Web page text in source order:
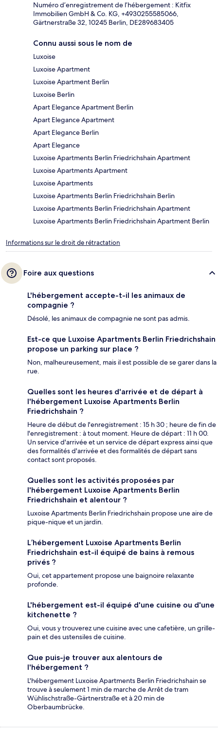
Numéro d’enregistrement de l’hébergement : Kitfix
Immobilien GmbH & Co. KG, +4930255585066,
Gärtnerstraße 32, 10245 Berlin, DE289683405
Connu aussi sous le nom de
Luxoise
Luxoise Apartment
Luxoise Apartment Berlin
Luxoise Berlin
Apart Elegance Apartment Berlin
Apart Elegance Apartment
Apart Elegance Berlin
Apart Elegance
Luxoise Apartments Berlin Friedrichshain Apartment
Luxoise Apartments Apartment
Luxoise Apartments
Luxoise Apartments Berlin Friedrichshain Berlin
Luxoise Apartments Berlin Friedrichshain Apartment
Luxoise Apartments Berlin Friedrichshain Apartment Berlin
Informations sur le droit de rétractation
Foire aux questions
L'hébergement accepte-t-il les animaux de
compagnie ?
Désolé, les animaux de compagnie ne sont pas admis.
Est-ce que Luxoise Apartments Berlin Friedrichshain
propose un parking sur place ?
Non, malheureusement, mais il est possible de se garer dans la
rue.
Quelles sont les heures d'arrivée et de départ à
l'hébergement Luxoise Apartments Berlin
Friedrichshain ?
Heure de début de l'enregistrement : 15 h 30 ; heure de fin de
l'enregistrement : à tout moment. Heure de départ : 11 h 00.
Un service d'arrivée et un service de départ express ainsi que
des formalités d'arrivée et des formalités de départ sans
contact sont proposés.
Quelles sont les activités proposées par
l'hébergement Luxoise Apartments Berlin
Friedrichshain et alentour ?
Luxoise Apartments Berlin Friedrichshain propose une aire de
pique-nique et un jardin.
L’hébergement Luxoise Apartments Berlin
Friedrichshain est-il équipé de bains à remous
privés ?
Oui, cet appartement propose une baignoire relaxante
profonde.
L'hébergement est-il équipé d'une cuisine ou d'une
kitchenette ?
Oui, vous y trouverez une cuisine avec une cafetière, un grille-
pain et des ustensiles de cuisine.
Que puis-je trouver aux alentours de
l'hébergement ?
L'hébergement Luxoise Apartments Berlin Friedrichshain se
trouve à seulement 1 min de marche de Arrêt de tram
Wühlischstraße-Gärtnerstraße et à 20 min de
Oberbaumbrücke.